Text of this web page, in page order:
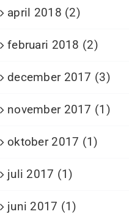
april 2018 (2)
februari 2018 (2)
december 2017 (3)
november 2017 (1)
oktober 2017 (1)
juli 2017 (1)
juni 2017 (1)